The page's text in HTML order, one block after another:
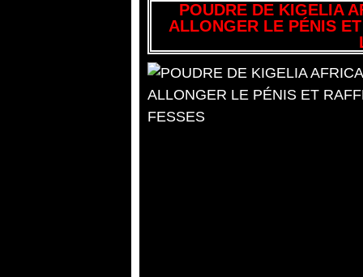
POUDRE DE KIGELIA
ALLONGER LE PÉNIS